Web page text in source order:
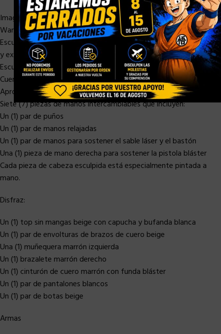
Imagen auténtica y detallada de Daisy Ridley como Rey en Star
Wars: The Rise of Skywalker
Escultura de cabeza recientemente desarrollada con maquillaje
y expresión facial de alta precisión.
Escultura detallada del cabello del peinado icónico de Rey
Cuerpo con más de 28 puntos de articulaciones.
Aproximadamente 28 cm de alto
Siete (7) piezas de manos intercambiables que incluyen:
Un (1) par de puños
Un (1) par de manos relajadas
Un (1) par de manos para sostener el sable láser y el bastón
Una (1) pieza de mano derecha para sostener la pistola bláster
Cada pieza de cabeza esculpida está especialmente pintada a
mano.
Disfraz:
Un (1) top sin mangas beige con capucha y bufanda blanca
Un (1) par de envolturas de brazos de cuero beige
Una (1) muñequera marrón izquierda
Un (1) brazalete marrón derecho
Un (1) cinturón de cuero marrón con funda bláster
Un (1) par de pantalones blancos
Un (1) par de botas beige
Armas